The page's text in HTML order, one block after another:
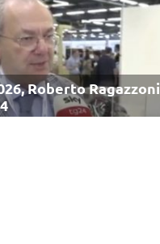
Roberto Ragazzoni